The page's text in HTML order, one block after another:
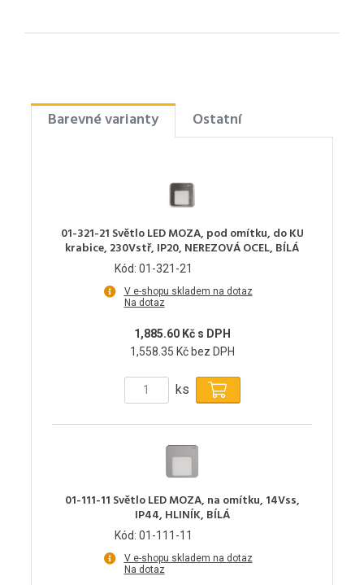
Barevné varianty Ostatní
01-321-21 Světlo LED MOZA, pod omítku, do KU
krabice, 230Vstř, IP20, NEREZOVÁ OCEL, BÍLÁ
Kód: 01-321-21
V e-shopu skladem na dotaz
Na dotaz
1,885.60 Kč s DPH
1,558.35 Kč bez DPH
ks
01-111-11 Světlo LED MOZA, na omítku, 14Vss,
IP44, HLINÍK, BÍLÁ
Kód: 01-111-11
V e-shopu skladem na dotaz
Na dotaz